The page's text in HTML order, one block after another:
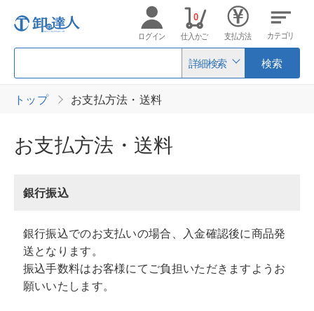
詳細検索 検索
ログイン 仕入かご
0
支払方法 カテゴリ
トップ お支払方法・送料
お支払方法・送料
銀行振込
銀行振込でのお支払いの場合、入金確認後に商品発
送となります。
振込手数料はお客様にてご負担いただきますようお
願いいたします。